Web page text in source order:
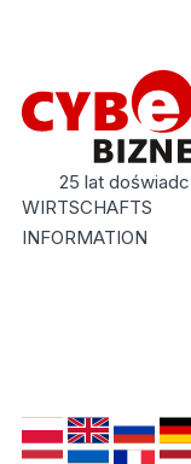
25 lat
WIRTSCHAFTS
INFORMATION